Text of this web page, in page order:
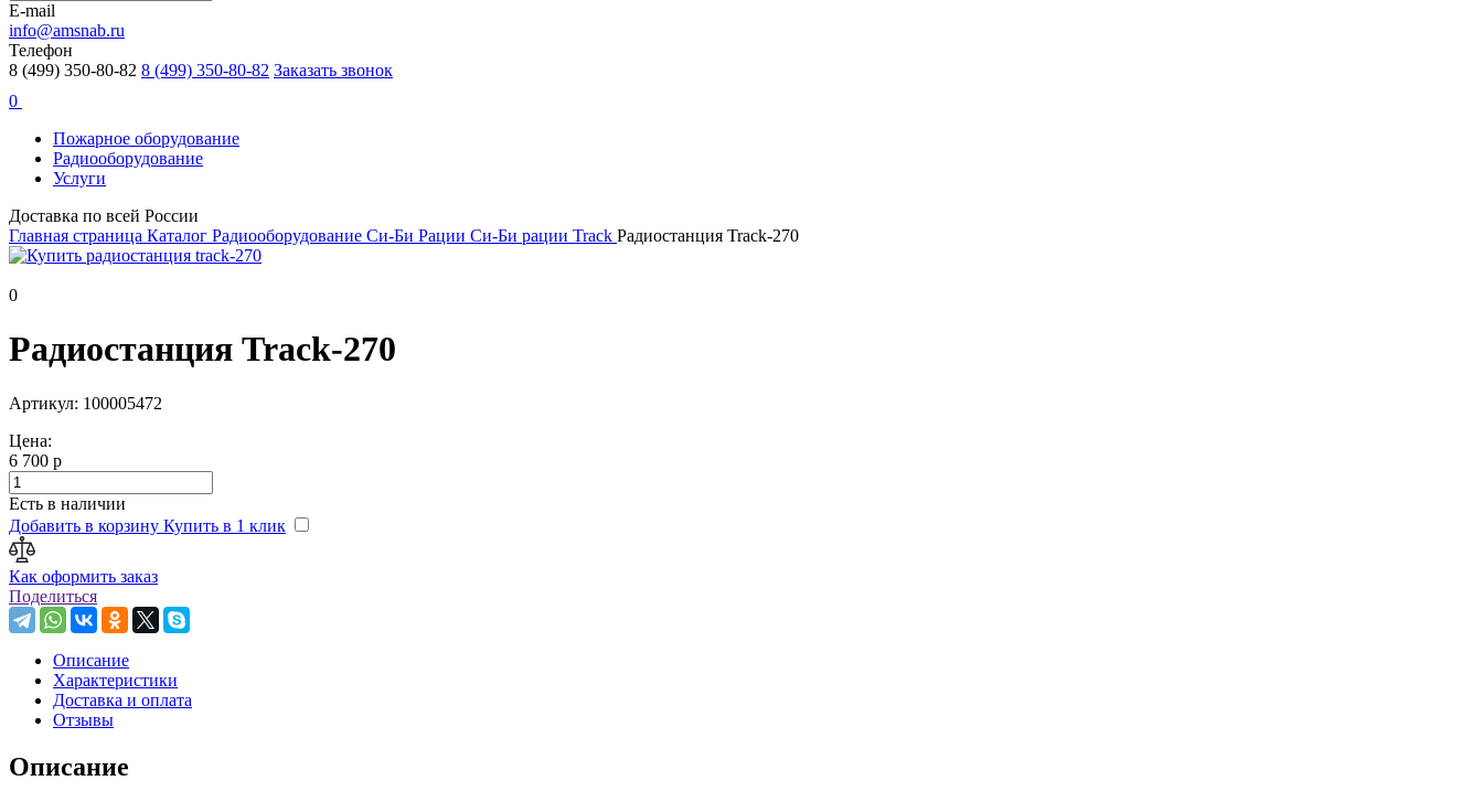
E-mail
info@amsnab.ru
Телефон
8 (499) 350-80-82 8 (499) 350-80-82 Заказать звонок
0
Пожарное оборудование
Радиооборудование
Услуги
Доставка по всей России
Главная страница Каталог Радиооборудование Си-Би Рации Си-Би рации Track Радиостанция Track-270
0
Радиостанция Track-270
Артикул: 100005472
Цена:
6 700 р
Есть в наличии
Добавить в корзину Купить в 1 клик
Как оформить заказ
Поделиться
Описание
Характеристики
Доставка и оплата
Отзывы
Описание